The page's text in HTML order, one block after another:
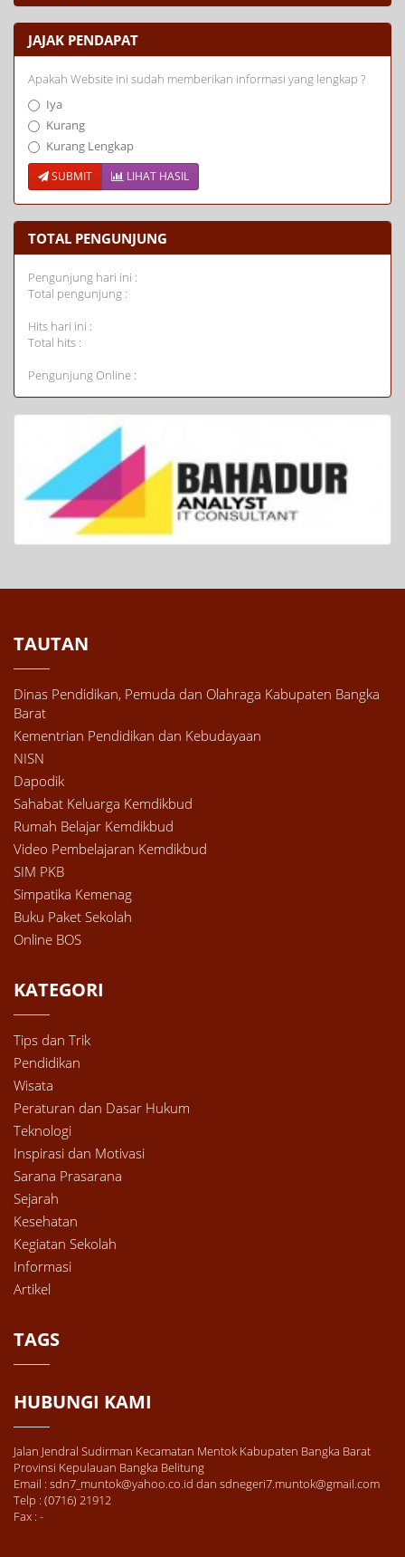
JAJAK PENDAPAT
Apakah Website ini sudah memberikan informasi yang lengkap ?
Iya
Kurang
Kurang Lengkap
SUBMIT LIHAT HASIL
TOTAL PENGUNJUNG
Pengunjung hari ini :
Total pengunjung :
Hits hari ini :
Total hits :
Pengunjung Online :
TAUTAN
Dinas Pendidikan, Pemuda dan Olahraga Kabupaten Bangka
Barat
Kementrian Pendidikan dan Kebudayaan
NISN
Dapodik
Sahabat Keluarga Kemdikbud
Rumah Belajar Kemdikbud
Video Pembelajaran Kemdikbud
SIM PKB
Simpatika Kemenag
Buku Paket Sekolah
Online BOS
KATEGORI
Tips dan Trik
Pendidikan
Wisata
Peraturan dan Dasar Hukum
Teknologi
Inspirasi dan Motivasi
Sarana Prasarana
Sejarah
Kesehatan
Kegiatan Sekolah
Informasi
Artikel
TAGS
HUBUNGI KAMI
Jalan Jendral Sudirman Kecamatan Mentok Kabupaten Bangka Barat
Provinsi Kepulauan Bangka Belitung
Email : sdn7_muntok@yahoo.co.id dan sdnegeri7.muntok@gmail.com
Telp : (0716) 21912
Fax : -